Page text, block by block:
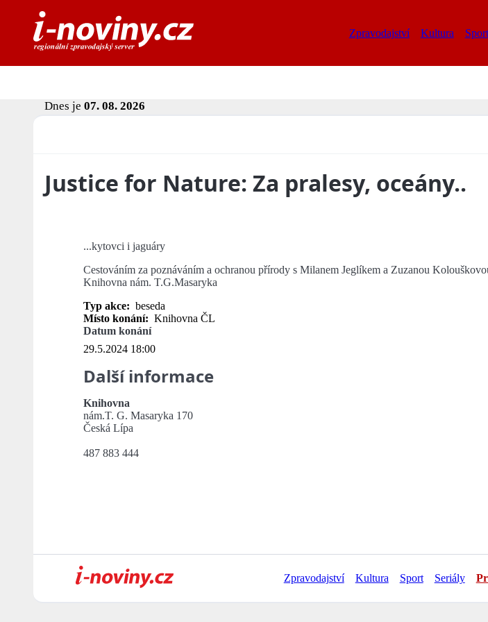
Zpravodajství Kultura Sport
Dnes je 07. 08. 2026
Justice for Nature: Za pralesy, oceány..
...kytovci i jaguáry
Cestováním za poznáváním a ochranou přírody s Milanem Jeglíkem a Zuzanou
Knihovna nám. T.G.Masaryka
Typ akce: beseda
Místo konání: Knihovna ČL
Datum konání
29.5.2024 18:00
Další informace
Knihovna
nám.T. G. Masaryka 170
Česká Lípa
487 883 444
Zpravodajství Kultura Sport Seriály